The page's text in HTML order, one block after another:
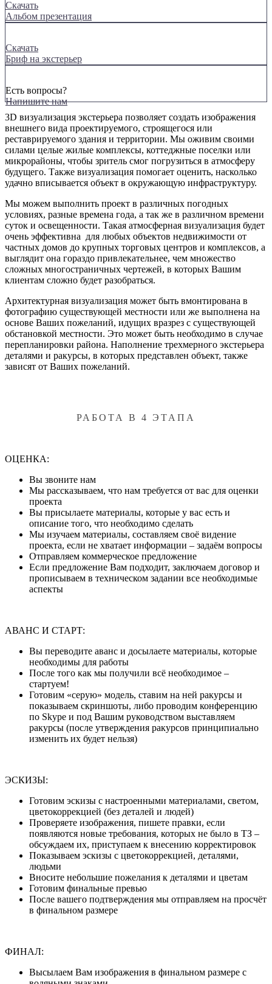
Скачать
Альбом презентация
Скачать
Бриф на экстерьер
Есть вопросы?
Напишите нам
3D визуализация экстерьера позволяет создать изображения
внешнего вида проектируемого, строящегося или
реставрируемого здания и территории. Мы оживим своими
силами целые жилые комплексы, коттеджные поселки или
микрорайоны, чтобы зритель смог погрузиться в атмосферу
будущего. Также визуализация помогает оценить, насколько
удачно вписывается объект в окружающую инфраструктуру.
Мы можем выполнить проект в различных погодных
условиях, разные времена года, а так же в различном времени
суток и освещенности. Такая атмосферная визуализация будет
очень эффективна для любых объектов недвижимости от
частных домов до крупных торговых центров и комплексов, а
выглядит она гораздо привлекательнее, чем множество
сложных многостраничных чертежей, в которых Вашим
клиентам сложно будет разобраться.
Архитектурная визуализация может быть вмонтирована в
фотографию существующей местности или же выполнена на
основе Ваших пожеланий, идущих вразрез с существующей
обстановкой местности. Это может быть необходимо в случае
перепланировки района. Наполнение трехмерного экстерьера
деталями и ракурсы, в которых представлен объект, также
зависят от Ваших пожеланий.
РАБОТА В 4 ЭТАПА
ОЦЕНКА:
Вы звоните нам
Мы рассказываем, что нам требуется от вас для оценки
проекта
Вы присылаете материалы, которые у вас есть и
описание того, что необходимо сделать
Мы изучаем материалы, составляем своё видение
проекта, если не хватает информации – задаём вопросы
Отправляем коммерческое предложение
Если предложение Вам подходит, заключаем договор и
прописываем в техническом задании все необходимые
аспекты
АВАНС И СТАРТ:
Вы переводите аванс и досылаете материалы, которые
необходимы для работы
После того как мы получили всё необходимое –
стартуем!
Готовим «серую» модель, ставим на ней ракурсы и
показываем скриншоты, либо проводим конференцию
по Skype и под Вашим руководством выставляем
ракурсы (после утверждения ракурсов принципиально
изменить их будет нельзя)
ЭСКИЗЫ:
Готовим эскизы с настроенными материалами, светом,
цветокоррекцией (без деталей и людей)
Проверяете изображения, пишете правки, если
появляются новые требования, которых не было в ТЗ –
обсуждаем их, приступаем к внесению корректировок
Показываем эскизы с цветокоррекцией, деталями,
людьми
Вносите небольшие пожелания к деталями и цветам
Готовим финальные превью
После вашего подтверждения мы отправляем на просчёт
в финальном размере
ФИНАЛ:
Высылаем Вам изображения в финальном размере с